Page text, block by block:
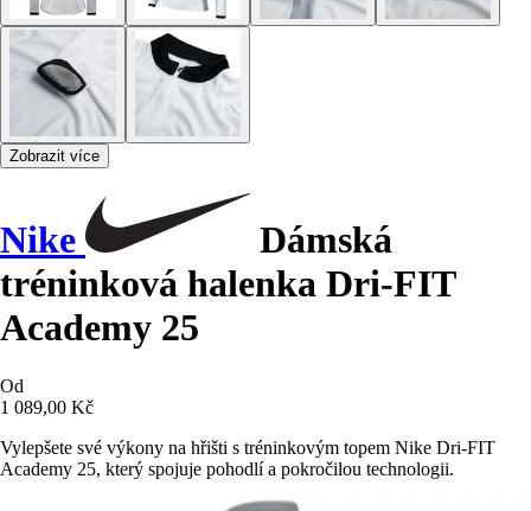
Zobrazit více
Nike
Dámská
tréninková halenka Dri-FIT
Academy 25
Od
1 089,00 Kč
Vylepšete své výkony na hřišti s tréninkovým topem Nike Dri-FIT
Academy 25, který spojuje pohodlí a pokročilou technologii.